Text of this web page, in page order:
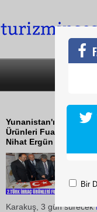
Yunanistan'ın Rodos
Ürünleri Fuarı" açıldı .
Nihat Ergün yaptı.
Karakuş, 3 gün sürecek
Bir